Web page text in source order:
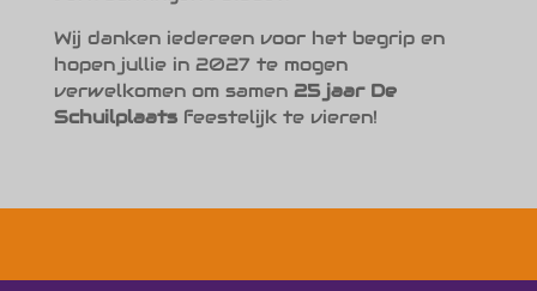
Wij danken iedereen voor het begrip en
hopen jullie in 2027 te mogen
verwelkomen om samen 25 jaar De
Schuilplaatsfeestelijk te vieren!